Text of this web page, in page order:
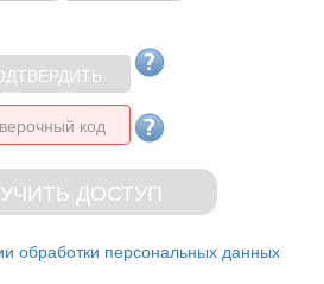
обработки персональных данных